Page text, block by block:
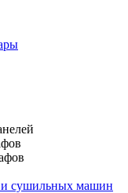
и сушильных машин